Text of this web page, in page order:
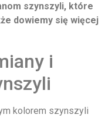
szynszyli, które
dowiemy się więcej
i
kolorem szynszyli